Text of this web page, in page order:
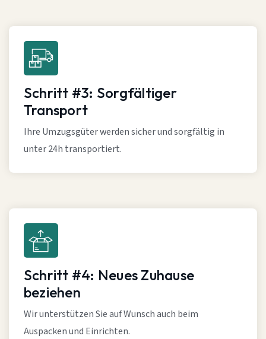
Schritt #3: Sorgfältiger
Transport
Ihre Umzugsgüter werden sicher und sorgfältig in
unter 24h transportiert.
Schritt #4: Neues Zuhause
beziehen
Wir unterstützen Sie auf Wunsch auch beim
Auspacken und Einrichten.